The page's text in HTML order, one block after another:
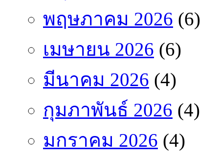
พฤษภาคม 2026 (6)
เมษายน 2026 (6)
มีนาคม 2026 (4)
กุมภาพันธ์ 2026 (4)
มกราคม 2026 (4)